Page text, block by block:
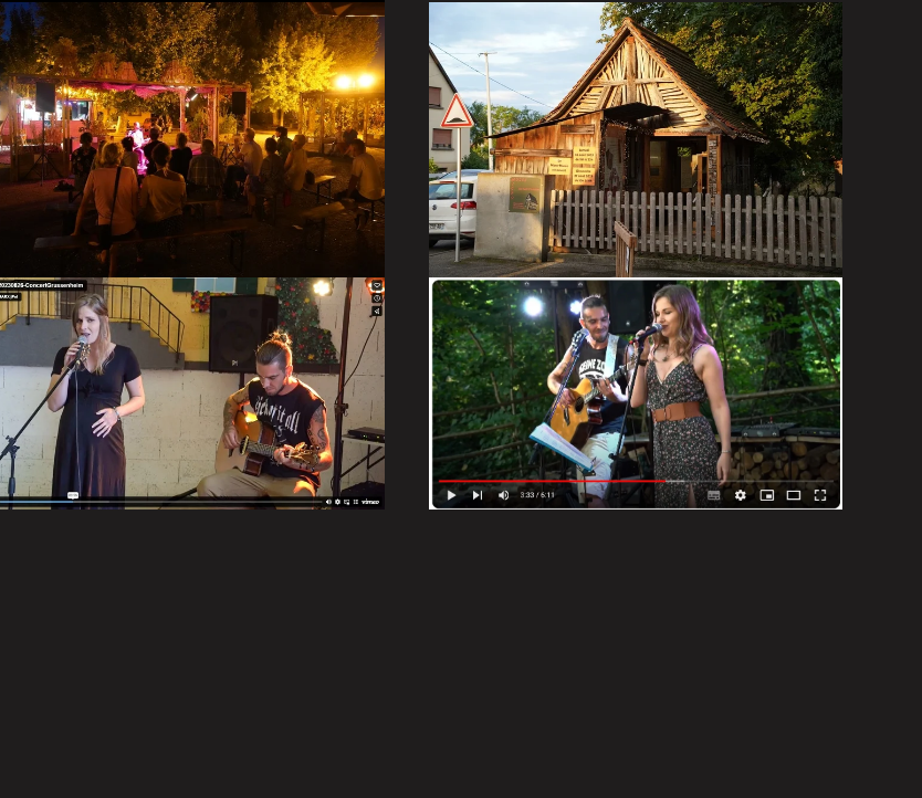
privée, demande la mot de passe 07 83 14
45 41
GALERIE PHOTOS
A Grussenheim le 26 août 2023
PHOTOS
Ouverture du Micro-Musée le 26 août 2023
VIDÉO
en concert
VOIR LA VIDEO